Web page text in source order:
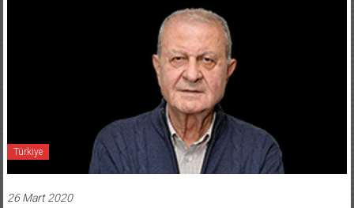
Türkiye
26 Mart 2020